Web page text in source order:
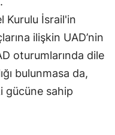
Kurulu İsrail'in
ilişkin UAD’nin
oturumlarında dile
bulunmasa da,
gücüne sahip